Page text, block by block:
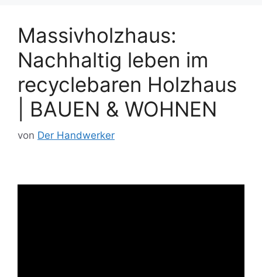
Massivholzhaus:
Nachhaltig leben im
recyclebaren Holzhaus
| BAUEN & WOHNEN
von Der Handwerker